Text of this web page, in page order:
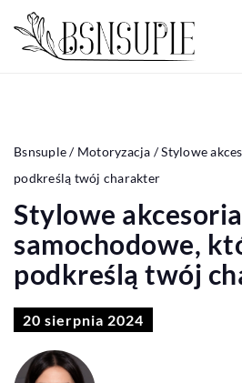
Bsnsuple/ Motoryzacja /Stylowe
podkreślą twój charakter
Stylowe akcesoria
samochodowe,
podkreślą twój
20 sierpnia 2024